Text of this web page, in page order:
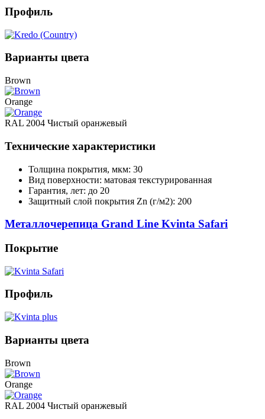
Профиль
Варианты цвета
Brown
Orange
RAL 2004 Чистый оранжевый
Технические характеристики
Толщина покрытия, мкм: 30
Вид поверхности: матовая текстурированная
Гарантия, лет: до 20
Защитный слой покрытия Zn (г/м2): 200
Металлочерепица Grand Line Kvinta Safari
Покрытие
Профиль
Варианты цвета
Brown
Orange
RAL 2004 Чистый оранжевый